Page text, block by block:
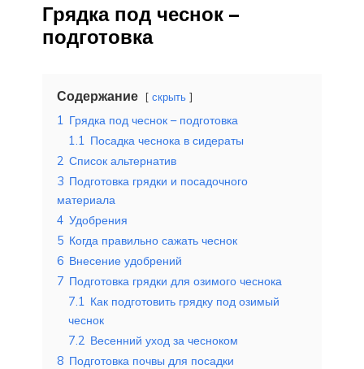
Грядка под чеснок –
подготовка
Содержание скрыть
1 Грядка под чеснок – подготовка
1.1 Посадка чеснока в сидераты
2 Список альтернатив
3 Подготовка грядки и посадочного
материала
4 Удобрения
5 Когда правильно сажать чеснок
6 Внесение удобрений
7 Подготовка грядки для озимого чеснока
7.1 Как подготовить грядку под озимый
чеснок
7.2 Весенний уход за чесноком
8 Подготовка почвы для посадки